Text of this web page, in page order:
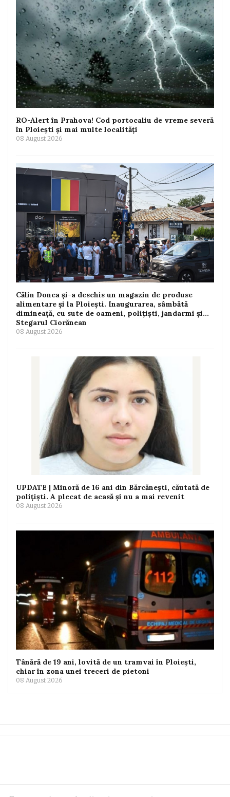
RO-Alert în Prahova! Cod portocaliu de vreme severă
în Ploiești și mai multe localități
08 August 2026
Călin Donca și-a deschis un magazin de produse
alimentare și la Ploiești. Inaugurarea, sâmbătă
dimineață, cu sute de oameni, polițiști, jandarmi și...
Stegarul Ciorănean
08 August 2026
UPDATE | Minoră de 16 ani din Bărcănești, căutată de
polițiști. A plecat de acasă și nu a mai revenit
08 August 2026
Tânără de 19 ani, lovită de un tramvai în Ploiești,
chiar în zona unei treceri de pietoni
08 August 2026